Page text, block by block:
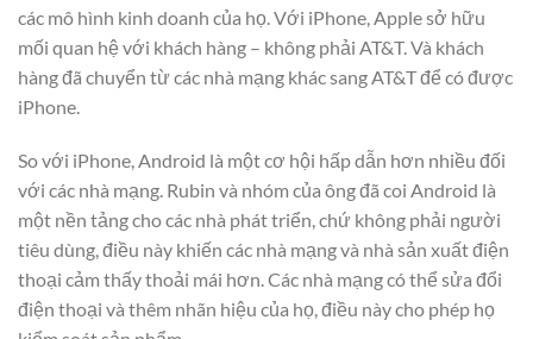
các mô hình kinh doanh của họ. Với iPhone, Apple sở hữu
mối quan hệ với khách hàng – không phải AT&T. Và khách
hàng đã chuyển từ các nhà mạng khác sang AT&T để có được
iPhone.
So với iPhone, Android là một cơ hội hấp dẫn hơn nhiều đối
với các nhà mạng. Rubin và nhóm của ông đã coi Android là
một nền tảng cho các nhà phát triển, chứ không phải người
tiêu dùng, điều này khiến các nhà mạng và nhà sản xuất điện
thoại cảm thấy thoải mái hơn. Các nhà mạng có thể sửa đổi
điện thoại và thêm nhãn hiệu của họ, điều này cho phép họ